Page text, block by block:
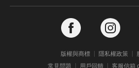
版權與商標 隱私權政策
常見問題
用戶回饋 客服信箱